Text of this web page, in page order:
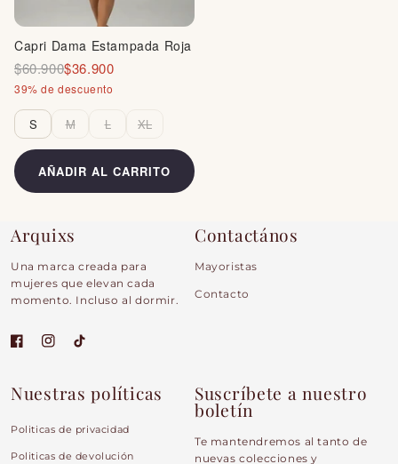
Capri Dama Estampada Roja
$60.900$36.900
39% de descuento
S M L XL
AÑADIR AL CARRITO
Arquixs
Una marca creada para
mujeres que elevan cada
momento. Incluso al dormir.
FacebookInstagramTikTok
Contactános
Mayoristas
Contacto
Nuestras políticas
Politicas de privacidad
Politicas de devolución
Suscríbete a nuestro
boletín
Te mantendremos al tanto de
nuevas colecciones y